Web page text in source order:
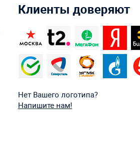
Клиенты доверяют
Нет Вашего логотипа?
Напишите нам!